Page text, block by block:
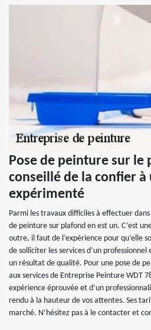
Pose de peinture sur le
conseillé de la confier
expérimenté
Parmi les travaux difficiles à effectuer
de peinture sur plafond en est un. C’est
outre, il faut de l’expérience pour qu’elle
de solliciter les services d’un
un résultat de qualité. Pour une pose de
aux services de Entreprise Peinture WDT
expérience éprouvée et d’un
rendu à la hauteur de vos attentes. Ses
marché. N’hésitez pas à le contacter et